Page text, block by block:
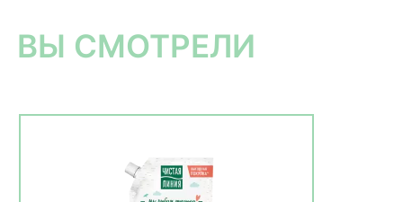
ВЫ СМОТРЕЛИ